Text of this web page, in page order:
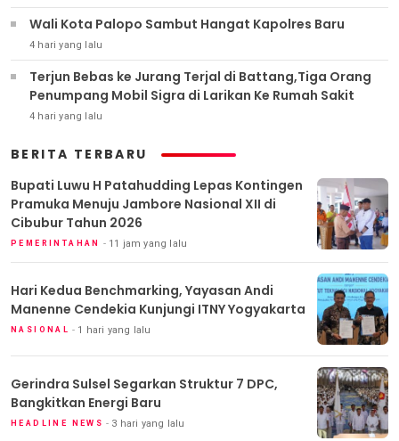
Wali Kota Palopo Sambut Hangat Kapolres Baru
4 hari yang lalu
Terjun Bebas ke Jurang Terjal di Battang,Tiga Orang
Penumpang Mobil Sigra di Larikan Ke Rumah Sakit
4 hari yang lalu
BERITA TERBARU
Bupati Luwu H Patahudding Lepas Kontingen
Pramuka Menuju Jambore Nasional XII di
Cibubur Tahun 2026
PEMERINTAHAN 11 jam yang lalu
Hari Kedua Benchmarking, Yayasan Andi
Manenne Cendekia Kunjungi ITNY Yogyakarta
NASIONAL 1 hari yang lalu
Gerindra Sulsel Segarkan Struktur 7 DPC,
Bangkitkan Energi Baru
HEADLINE NEWS 3 hari yang lalu